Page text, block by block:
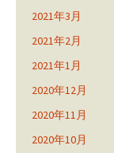
2021年3月
2021年2月
2021年1月
2020年12月
2020年11月
2020年10月